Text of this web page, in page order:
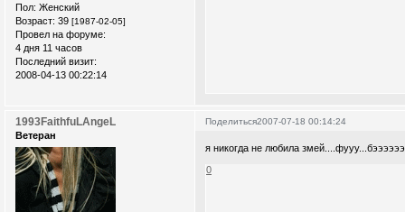
Пол: Женский
Возраст: 39 [1987-02-05]
Провел на форуме:
4 дня 11 часов
Последний визит:
2008-04-13 00:22:14
Поделиться2007-07-18 00:14:24
1993FaithfuLAngeL
Ветеран
я никогда не любила змей....фууу...бээээээ
0